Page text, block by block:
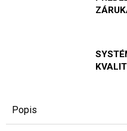
Popis